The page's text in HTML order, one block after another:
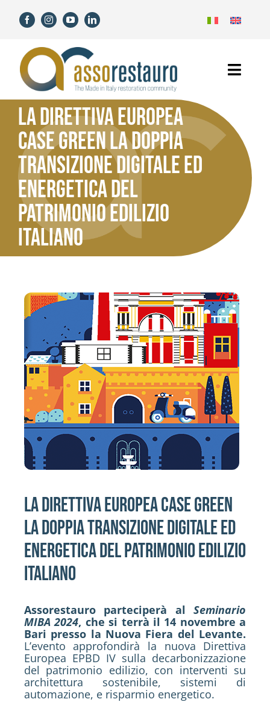
contenuto
Home
Assorestauro
Soci
Servizi
Novità
Contatti
Login
LA DIRETTIVA EUROPEA
CASE GREEN LA DOPPIA
TRANSIZIONE DIGITALE ED
ENERGETICA DEL
PATRIMONIO EDILIZIO
ITALIANO
LA DIRETTIVA EUROPEA CASE GREEN
LA DOPPIA TRANSIZIONE DIGITALE ED
ENERGETICA DEL PATRIMONIO EDILIZIO
ITALIANO
Assorestauro parteciperà alSeminario
MIBA 2024, che si terrà il 14 novembre a
Bari presso la Nuova Fiera del Levante.
L’evento approfondirà la nuova Direttiva
Europea EPBD IV sulla decarbonizzazione
del patrimonio edilizio, con interventi su
architettura sostenibile, sistemi di
automazione, e risparmio energetico.